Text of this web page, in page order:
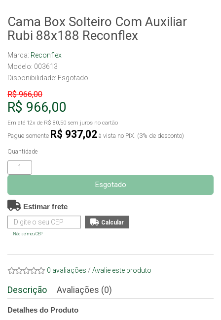
Cama Box Solteiro Com Auxiliar
Rubi 88x188 Reconflex
Marca: Reconflex
Modelo: 003613
Disponibilidade: Esgotado
R$ 966,00
R$ 966,00
Em até 12x de R$ 80,50 sem juros no cartão
Pague somente R$ 937,02 à vista no PIX. (3% de desconto)
Quantidade
Esgotado
Estimar frete
Não sei meu CEP
0 avaliações / Avalie este produto
Descrição Avaliações (0)
Detalhes do Produto